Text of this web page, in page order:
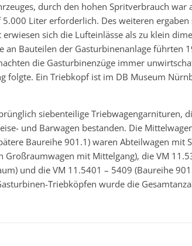
durch den hohen Spritverbrauch war
Liter erforderlich. Des weiteren
sich die Lufteinlässe als zu klein
an Bauteilen der Gasturbinenanlage führten
die Gasturbinenzüge immer
folgte. Ein Triebkopf ist im DB Museum
siebenteilige Triebwagengarnituren,
und Barwagen bestanden. Die
Baureihe 901.1) waren Abteilwagen mit
Großraumwagen mit Mittelgang), die VM
und die VM 11.5401 – 5409 (Baureihe
Triebköpfen wurde die